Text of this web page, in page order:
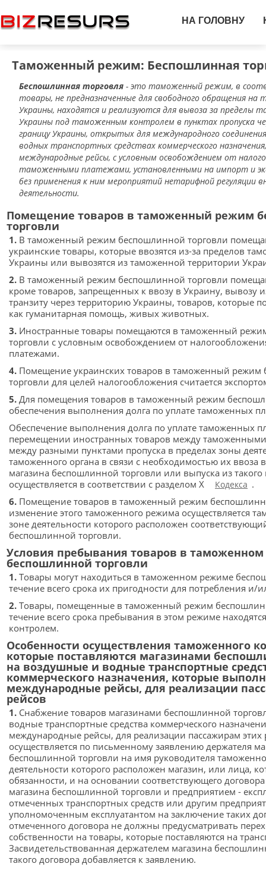
НА ГОЛОВНУ
Таможенный режим: Беспошлинная
Беспошлинная торговля - это таможенный режим, в
товары, не предназначенные для свободного обращения
Украины, находятся и реализуются для вывоза за пределы
Украины под таможенным контролем в пунктах пропуска
границу Украины, открытых для международного
водных транспортных средствах коммерческого
международные рейсы, с условным освобождением от
таможенными платежами, установленными на импорт и
без применения к ним мероприятий нетарифной регуляции
деятельности.
Помещение товаров в таможенный режим
торговли
1. В таможенный режим беспошлинной торговли
украинские товары, которые ввозятся из-за пределов
Украины или вывозятся из таможенной территории
2. В таможенный режим беспошлинной торговли
кроме товаров, запрещенных к ввозу в Украину, вывозу
транзиту через территорию Украины, товаров, которые
как гуманитарная помощь, живых животных.
3. Иностранные товары помещаются в таможенный
торговли с условным освобождением от
платежами.
4. Помещение украинских товаров в таможенный режим
торговли для целей налогообложения считается
5. Для помещения товаров в таможенный режим
обеспечения выполнения долга по уплате таможенных
Обеспечение выполнения долга по уплате таможенных
перемещении иностранных товаров между
между разными пунктами пропуска в пределах зоны
таможенного органа в связи с необходимостью их ввоза
магазина беспошлинной торговли или выпуска из
осуществляется в соответствии с разделом X
Кодекса .
6. Помещение товаров в таможенный режим
изменение этого таможенного режима осуществляется
зоне деятельности которого расположен
беспошлинной торговли.
Условия пребывания товаров в
беспошлинной торговли
1. Товары могут находиться в таможенном режиме
течение всего срока их пригодности для потребления и/
2. Товары, помещенные в таможенный режим
течение всего срока пребывания в этом режиме
контролем.
Особенности осуществления таможенного
которые поставляются магазинами
на воздушные и водные транспортные
коммерческого назначения, которые
международные рейсы, для реализации
рейсов
1. Снабжение товаров магазинами беспошлинной
водные транспортные средства коммерческого
международные рейсы, для реализации пассажирам этих
осуществляется по письменному заявлению держателя
беспошлинной торговли на имя руководителя
деятельности которого расположен магазин, или лица,
обязанности, и на основании соответствующего
магазина беспошлинной торговли и предприятием -
отмеченных транспортных средств или другим
уполномоченным експлуатантом на заключение таких
отмеченного договора не должны предусматривать
собственности на товары, которые поставляются на
Засвидетельствованная держателем магазина
такого договора добавляется к заявлению.